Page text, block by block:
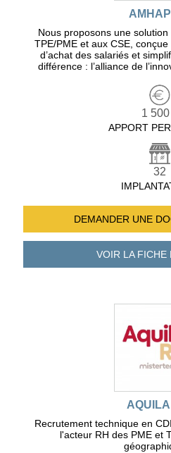
Nous proposons une
TPE/PME et aux CSE,
d’achat des salariés et
différence : l’alliance de
1
APPORT
32
DEMANDER UNE
VOIR LA FICHE
AQUILA
Recrutement technique en
l'acteur RH des PME et